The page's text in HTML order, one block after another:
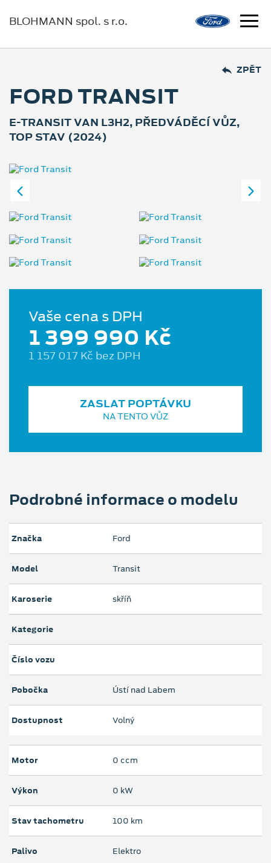
BLOHMANN spol. s r.o.
ZPĚT
FORD TRANSIT
E-TRANSIT VAN L3H2, PŘEDVÁDĚCÍ VŮZ,
TOP STAV (2024)
Vaše cena s DPH
1 399 990 Kč
1 157 017 Kč bez DPH
ZASLAT POPTÁVKU
NA TENTO VŮZ
Podrobné informace o modelu
Značka Ford
Model Transit
Karoserie skříň
Kategorie
Číslo vozu
Pobočka Ústí nad Labem
Dostupnost Volný
Motor 0 ccm
Výkon 0 kW
Stav tachometru 100 km
Palivo Elektro